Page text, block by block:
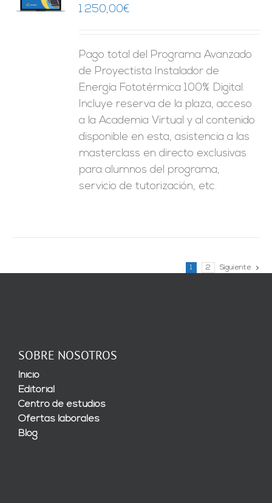
1.250,00€
Pago total del Programa Avanzado
de Proyectista Instalador de
Energía Fototérmica 100% Digital.
Incluye reserva de la plaza, acceso
a la Academia Virtual y al contenido
disponible en esta, asistencia a las
masterclass en directo exclusivas
para alumnos del programa,
servicio de tutorización, etc.
1 2 Siguiente
SOBRE NOSOTROS
Inicio
Editorial
Centro de estudios
Ofertas laborales
Blog